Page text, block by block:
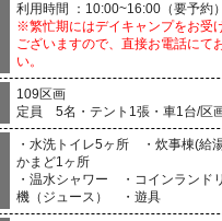
利用時間 ：10:00~16:00（要予約）
※繁忙期にはデイキャンプをお受
ございますので、直接お電話にて
い。
109区画
定員 5名・テント1張・車1台/区
・水洗トイレ5ヶ所 ・炊事棟(給
かまど1ヶ所
・温水シャワー ・コインラン
機（ジュース） ・遊具